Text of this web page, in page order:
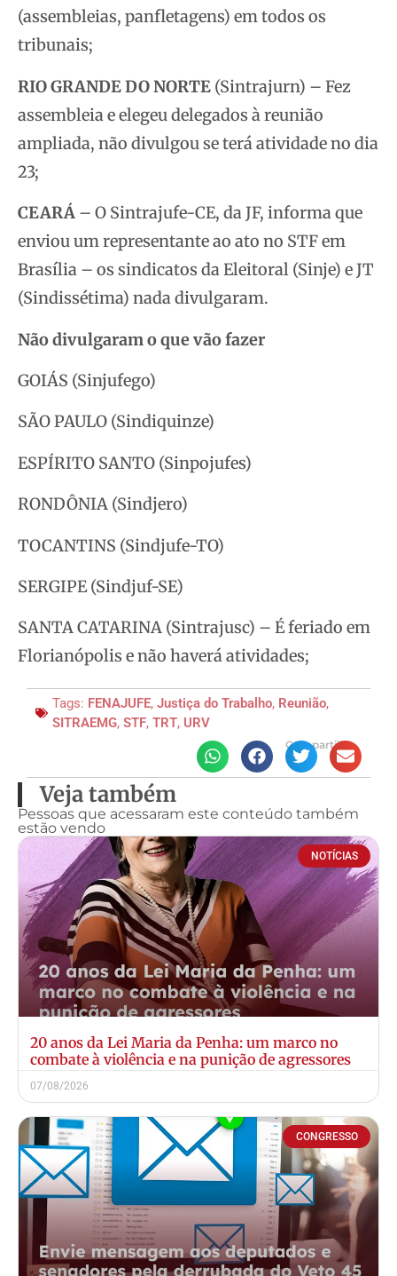
(assembleias, panfletagens) em todos os
tribunais;
RIO GRANDE DO NORTE (Sintrajurn) – Fez
assembleia e elegeu delegados à reunião
ampliada, não divulgou se terá atividade no dia
23;
CEARÁ – O Sintrajufe-CE, da JF, informa que
enviou um representante ao ato no STF em
Brasília – os sindicatos da Eleitoral (Sinje) e JT
(Sindissétima) nada divulgaram.
Não divulgaram o que vão fazer
GOIÁS (Sinjufego)
SÃO PAULO (Sindiquinze)
ESPÍRITO SANTO (Sinpojufes)
RONDÔNIA (Sindjero)
TOCANTINS (Sindjufe-TO)
SERGIPE (Sindjuf-SE)
SANTA CATARINA (Sintrajusc) – É feriado em
Florianópolis e não haverá atividades;
Tags: FENAJUFE, Justiça do Trabalho, Reunião,
SITRAEMG, STF, TRT, URV
Compartilhe
Veja também
Pessoas que acessaram este conteúdo também
estão vendo
NOTÍCIAS
20 anos da Lei Maria da Penha: um marco no
combate à violência e na punição de agressores
07/08/2026
CONGRESSO